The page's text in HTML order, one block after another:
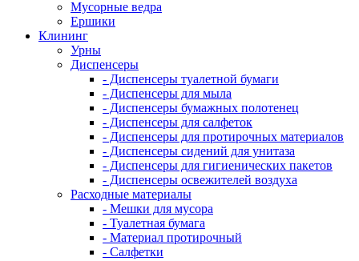
Мусорные ведра
Ершики
Клининг
Урны
Диспенсеры
- Диспенсеры туалетной бумаги
- Диспенсеры для мыла
- Диспенсеры бумажных полотенец
- Диспенсеры для салфеток
- Диспенсеры для протирочных материалов
- Диспенсеры сидений для унитаза
- Диспенсеры для гигиенических пакетов
- Диспенсеры освежителей воздуха
Расходные материалы
- Мешки для мусора
- Туалетная бумага
- Материал протирочный
- Салфетки